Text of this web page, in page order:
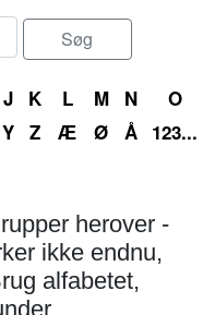
J K L M N
O
Y Z Æ Ø Å 123...
herover -
ikke endnu,
alfabetet,